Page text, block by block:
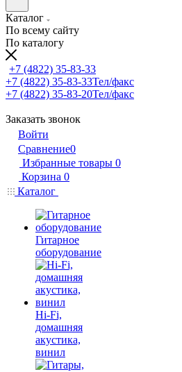
Каталог
По всему сайту
По каталогу
+7 (4822) 35-83-33
+7 (4822) 35-83-33Тел/факс
+7 (4822) 35-83-20Тел/факс
Заказать звонок
Войти
Сравнение0
Избранные товары 0
Корзина 0
Каталог
Гитарное
оборудование
Hi-Fi,
домашняя
акустика,
винил